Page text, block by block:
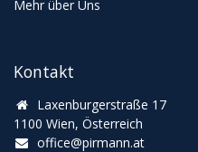
Kontakt
Laxenburgerstraße 17
1100 Wien, Österreich
office@pirmann.at
Mehr über Uns